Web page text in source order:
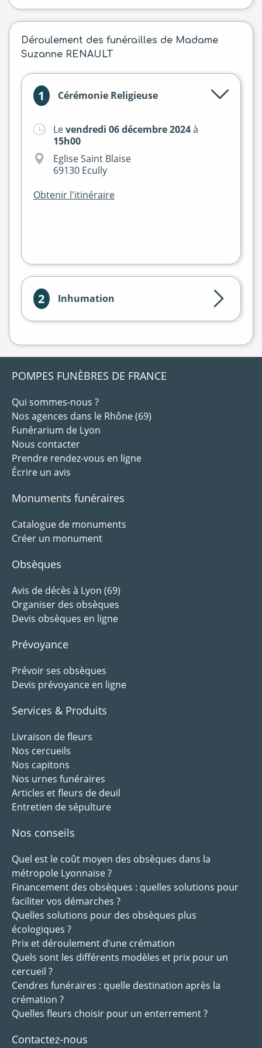
Déroulement des funérailles de Madame
Suzanne RENAULT
1 Cérémonie Religieuse
Levendredi 06 décembre 2024à
15h00
Eglise Saint Blaise
69130 Ecully
Obtenir l'itinéraire
2 Inhumation
POMPES FUNÈBRES DE FRANCE
Qui sommes-nous ?
Nos agences dans le Rhône (69)
Funérarium de Lyon
Nous contacter
Prendre rendez-vous en ligne
Écrire un avis
Monuments funéraires
Catalogue de monuments
Créer un monument
Obsèques
Avis de décès à Lyon (69)
Organiser des obsèques
Devis obsèques en ligne
Prévoyance
Prévoir ses obsèques
Devis prévoyance en ligne
Services & Produits
Livraison de fleurs
Nos cercueils
Nos capitons
Nos urnes funéraires
Articles et fleurs de deuil
Entretien de sépulture
Nos conseils
Quel est le coût moyen des obsèques dans la
métropole Lyonnaise ?
Financement des obsèques : quelles solutions pour
faciliter vos démarches ?
Quelles solutions pour des obsèques plus
écologiques ?
Prix et déroulement d’une crémation
Quels sont les différents modèles et prix pour un
cercueil ?
Cendres funéraires : quelle destination après la
crémation ?
Quelles fleurs choisir pour un enterrement ?
Contactez-nous